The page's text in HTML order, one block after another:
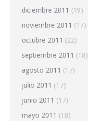
diciembre 2011 (19)
noviembre 2011 (17)
octubre 2011 (22)
septiembre 2011 (18)
agosto 2011 (17)
julio 2011 (17)
junio 2011 (17)
mayo 2011 (18)